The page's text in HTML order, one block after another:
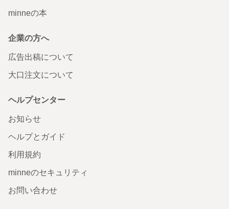
minneの本
企業の方へ
広告出稿について
大口注文について
ヘルプセンター
お知らせ
ヘルプとガイド
利用規約
minneのセキュリティ
お問い合わせ